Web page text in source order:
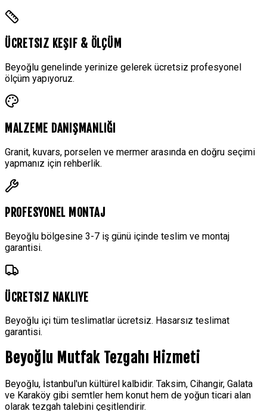
ÜCRETSIZ KEŞIF & ÖLÇÜM
Beyoğlu genelinde yerinize gelerek ücretsiz profesyonel
ölçüm yapıyoruz.
MALZEME DANIŞMANLIĞI
Granit, kuvars, porselen ve mermer arasında en doğru seçimi
yapmanız için rehberlik.
PROFESYONEL MONTAJ
Beyoğlu bölgesine 3-7 iş günü içinde teslim ve montaj
garantisi.
ÜCRETSIZ NAKLIYE
Beyoğlu içi tüm teslimatlar ücretsiz. Hasarsız teslimat
garantisi.
Beyoğlu Mutfak Tezgahı Hizmeti
Beyoğlu, İstanbul'un kültürel kalbidir. Taksim, Cihangir, Galata
ve Karaköy gibi semtler hem konut hem de yoğun ticari alan
olarak tezgah talebini çeşitlendirir.